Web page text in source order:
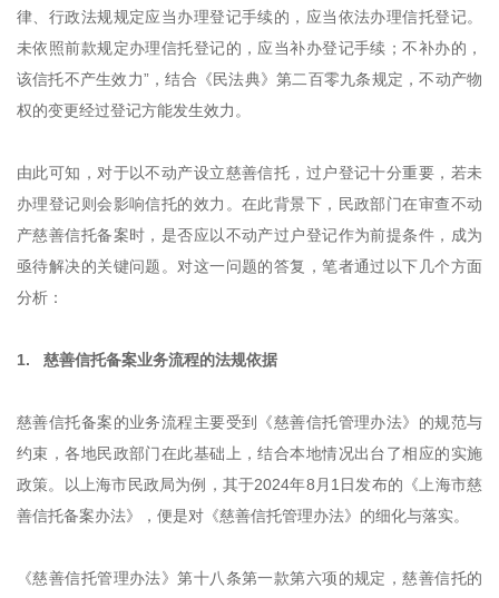
律、行政法规规定应当办理登记手续的，应当依法办理信托登记。
未依照前款规定办理信托登记的，应当补办登记手续；不补办的，
该信托不产生效力”，结合《民法典》第二百零九条规定，不动产物
权的变更经过登记方能发生效力。
由此可知，对于以不动产设立慈善信托，过户登记十分重要，若未
办理登记则会影响信托的效力。在此背景下，民政部门在审查不动
产慈善信托备案时，是否应以不动产过户登记作为前提条件，成为
亟待解决的关键问题。对这一问题的答复，笔者通过以下几个方面
分析：
1. 慈善信托备案业务流程的法规依据
慈善信托备案的业务流程主要受到《慈善信托管理办法》的规范与
约束，各地民政部门在此基础上，结合本地情况出台了相应的实施
政策。以上海市民政局为例，其于2024年8月1日发布的《上海市慈
善信托备案办法》，便是对《慈善信托管理办法》的细化与落实。
《慈善信托管理办法》第十八条第一款第六项的规定，慈善信托的